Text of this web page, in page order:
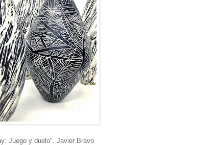
Juego y duelo". Javier Bravo